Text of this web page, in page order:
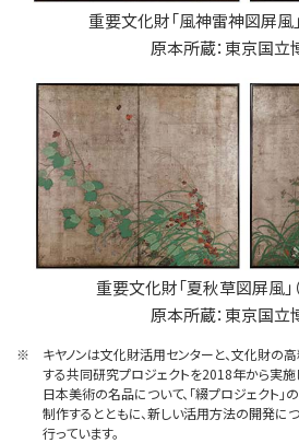
重要文化財「風神雷神図屏風
原本所蔵：東京国立
重要文化財「夏秋草図屏風」
原本所蔵：東京国立
※
キヤノンは文化財活用センターと、文化財
する共同研究プロジェクトを2018年から実施
日本美術の名品について、「綴プロジェクト
制作するとともに、新しい活用方法の開発に
行っています。